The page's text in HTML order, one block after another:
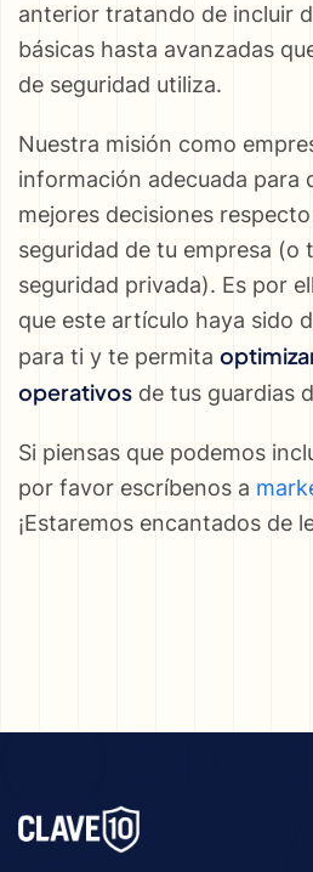
anterior tratando de incluir
básicas hasta avanzadas
de seguridad utiliza.
Nuestra misión como
información adecuada para
mejores decisiones
seguridad de tu empresa (o
seguridad privada). Es por
que este artículo haya sido
para ti y te permita
operativos de tus guardias
Si piensas que podemos
por favor escríbenos a
¡Estaremos encantados de